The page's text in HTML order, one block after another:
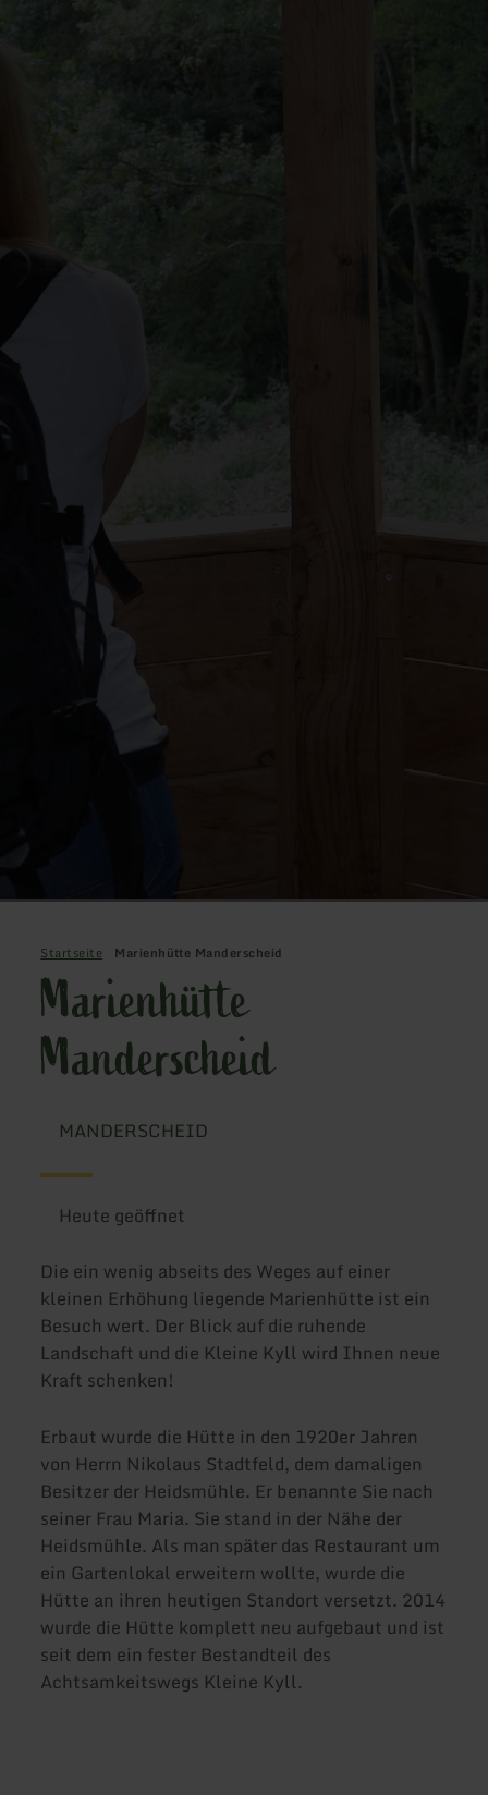
Startseite Marienhütte Manderscheid
Marienhütte
Manderscheid
MANDERSCHEID
Heute geöffnet
Die ein wenig abseits des Weges auf einer
kleinen Erhöhung liegende Marienhütte ist ein
Besuch wert. Der Blick auf die ruhende
Landschaft und die Kleine Kyll wird Ihnen neue
Kraft schenken!
Erbaut wurde die Hütte in den 1920er Jahren
von Herrn Nikolaus Stadtfeld, dem damaligen
Besitzer der Heidsmühle. Er benannte Sie nach
seiner Frau Maria. Sie stand in der Nähe der
Heidsmühle. Als man später das Restaurant um
ein Gartenlokal erweitern wollte, wurde die
Hütte an ihren heutigen Standort versetzt. 2014
wurde die Hütte komplett neu aufgebaut und ist
seit dem ein fester Bestandteil des
Achtsamkeitswegs Kleine Kyll.